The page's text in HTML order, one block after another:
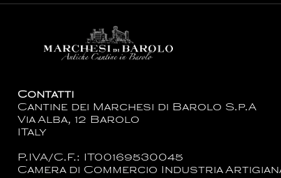
Contatti
Cantine dei Marchesi di Barolo S.p.A
Via Alba, 12 Barolo
ITaly
P.IVA/C.F.: IT00169530045
Camera di Commercio Industria